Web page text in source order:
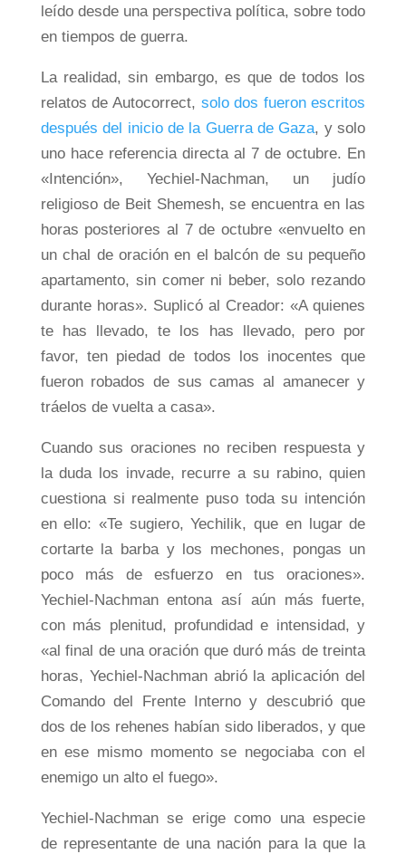
leído desde una perspectiva política, sobre todo
en tiempos de guerra.
La realidad, sin embargo, es que de todos los
relatos de Autocorrect, solo dos fueron escritos
después del inicio de la Guerra de Gaza, y solo
uno hace referencia directa al 7 de octubre. En
«Intención», Yechiel-Nachman, un judío
religioso de Beit Shemesh, se encuentra en las
horas posteriores al 7 de octubre «envuelto en
un chal de oración en el balcón de su pequeño
apartamento, sin comer ni beber, solo rezando
durante horas». Suplicó al Creador: «A quienes
te has llevado, te los has llevado, pero por
favor, ten piedad de todos los inocentes que
fueron robados de sus camas al amanecer y
tráelos de vuelta a casa».
Cuando sus oraciones no reciben respuesta y
la duda los invade, recurre a su rabino, quien
cuestiona si realmente puso toda su intención
en ello: «Te sugiero, Yechilik, que en lugar de
cortarte la barba y los mechones, pongas un
poco más de esfuerzo en tus oraciones».
Yechiel-Nachman entona así aún más fuerte,
con más plenitud, profundidad e intensidad, y
«al final de una oración que duró más de treinta
horas, Yechiel-Nachman abrió la aplicación del
Comando del Frente Interno y descubrió que
dos de los rehenes habían sido liberados, y que
en ese mismo momento se negociaba con el
enemigo un alto el fuego».
Yechiel-Nachman se erige como una especie
de representante de una nación para la que la